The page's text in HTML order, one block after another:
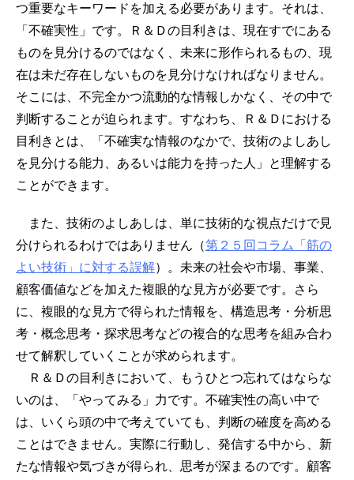
つ重要なキーワードを加える必要があります。それは、
「不確実性」です。Ｒ＆Ｄの目利きは、現在すでにある
ものを見分けるのではなく、未来に形作られるもの、現
在は未だ存在しないものを見分けなければなりません。
そこには、不完全かつ流動的な情報しかなく、その中で
判断することが迫られます。すなわち、Ｒ＆Ｄにおける
目利きとは、「不確実な情報のなかで、技術のよしあし
を見分ける能力、あるいは能力を持った人」と理解する
ことができます。
また、技術のよしあしは、単に技術的な視点だけで見
分けられるわけではありません（第２５回コラム「筋の
よい技術」に対する誤解）。未来の社会や市場、事業、
顧客価値などを加えた複眼的な見方が必要です。さら
に、複眼的な見方で得られた情報を、構造思考・分析思
考・概念思考・探求思考などの複合的な思考を組み合わ
せて解釈していくことが求められます。
Ｒ＆Ｄの目利きにおいて、もうひとつ忘れてはならな
いのは、「やってみる」力です。不確実性の高い中で
は、いくら頭の中で考えていても、判断の確度を高める
ことはできません。実際に行動し、発信する中から、新
たな情報や気づきが得られ、思考が深まるのです。顧客